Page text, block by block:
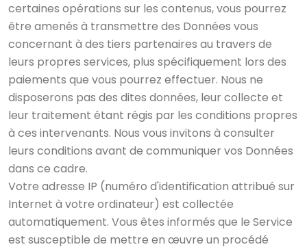
certaines opérations sur les contenus, vous pourrez
être amenés à transmettre des Données vous
concernant à des tiers partenaires au travers de
leurs propres services, plus spécifiquement lors des
paiements que vous pourrez effectuer. Nous ne
disposerons pas des dites données, leur collecte et
leur traitement étant régis par les conditions propres
à ces intervenants. Nous vous invitons à consulter
leurs conditions avant de communiquer vos Données
dans ce cadre.
Votre adresse IP (numéro d'identification attribué sur
Internet à votre ordinateur) est collectée
automatiquement. Vous êtes informés que le Service
est susceptible de mettre en œuvre un procédé